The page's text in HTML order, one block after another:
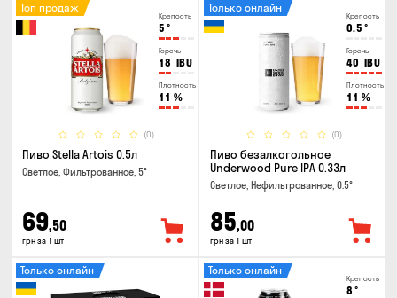
Крепость
5 °
Горечь
18 IBU
Плотность
11 %
(0)
Топ продаж
Пиво Stella Artois 0.5л
Светлое, Фильтрованное, 5°
69,50
грн за 1 шт
Крепость
0.5 °
Горечь
40 IBU
Плотность
11 %
(0)
Только онлайн
Пиво безалкогольное
Underwood Pure IPA 0.33л
Светлое, Нефильтрованное, 0.5°
85,00
грн за 1 шт
Только онлайн
Крепость
8 °
Только онлайн